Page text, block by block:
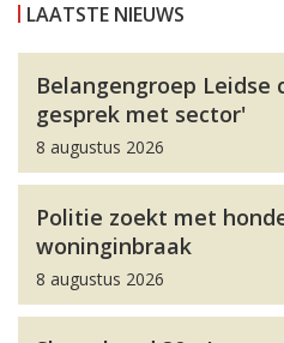
LAATSTE NIEUWS
Belangengroep Leidse
gesprek met sector'
8 augustus 2026
Politie zoekt met
woninginbraak
8 augustus 2026